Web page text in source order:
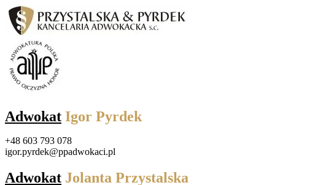
Adwokat Igor Pyrdek
+48 603 793 078
igor.pyrdek@ppadwokaci.pl
Adwokat Jolanta Przystalska